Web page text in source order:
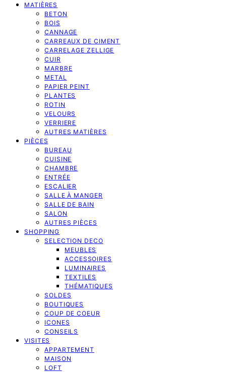
MATIÈRES
BETON
BOIS
CANNAGE
CARREAUX DE CIMENT
CARRELAGE ZELLIGE
CUIR
MARBRE
METAL
PAPIER PEINT
PLANTES
ROTIN
VELOURS
VERRIERE
AUTRES MATIÈRES
PIÈCES
BUREAU
CUISINE
CHAMBRE
ENTRÉE
ESCALIER
SALLE À MANGER
SALLE DE BAIN
SALON
AUTRES PIÈCES
SHOPPING
SELECTION DECO
MEUBLES
ACCESSOIRES
LUMINAIRES
TEXTILES
THÉMATIQUES
SOLDES
BOUTIQUES
COUP DE COEUR
ICONES
CONSEILS
VISITES
APPARTEMENT
MAISON
LOFT